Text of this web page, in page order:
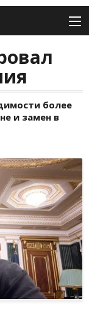
более
и замен в